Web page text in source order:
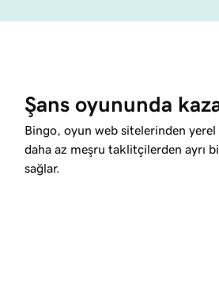
Şans oyununda
Bingo, oyun web sitelerinden yerel
daha az meşru taklitçilerden ayrı
sağlar.